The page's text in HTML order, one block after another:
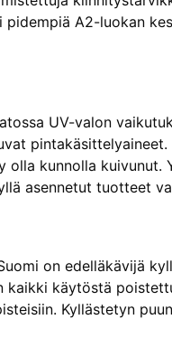
pidempiä A2-luokan
UV-valon
pintakäsittelyaineet.
kunnolla kuivunut.
asennetut tuotteet
on edelläkävijä
käytöstä
Kyllästetyn